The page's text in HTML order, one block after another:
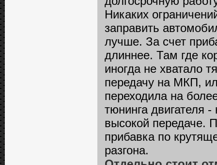
Никаких
заправить
лучше. За счет
длиннее. Там где
иногда не хватало
передачу на МКП,
переходила на
тюнинга двигателя
высокой передаче.
прибавка по
разгона.